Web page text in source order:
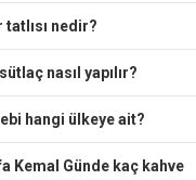
tatlısı nedir?
nasıl yapılır?
hangi ülkeye ait?
Kemal Günde kaç kahve